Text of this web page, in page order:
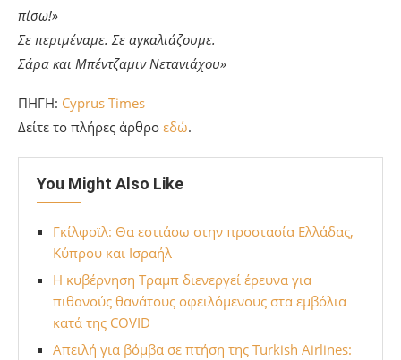
πίσω!»
Σε περιμέναμε. Σε αγκαλιάζουμε.
Σάρα και Μπέντζαμιν Νετανιάχου»
ΠΗΓΗ: Cyprus Times
Δείτε το πλήρες άρθρο εδώ.
You Might Also Like
Γκίλφοϊλ: Θα εστιάσω στην προστασία Ελλάδας,
Κύπρου και Ισραήλ
Η κυβέρνηση Τραμπ διενεργεί έρευνα για
πιθανούς θανάτους οφειλόμενους στα εμβόλια
κατά της COVID
Απειλή για βόμβα σε πτήση της Turkish Airlines: